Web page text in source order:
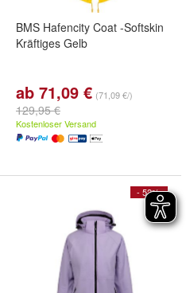
BMS Hafencity Coat -Softskin
Kräftiges Gelb
ab 71,09 € (71,09 €/)
129,95 €
Kostenloser Versand
- 52%